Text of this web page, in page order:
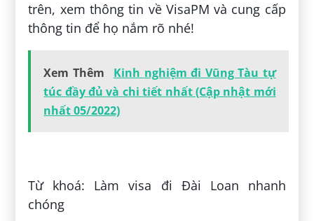
trên, xem thông tin về VisaPM và cung cấp
thông tin để họ nắm rõ nhé!
Xem Thêm
Kinh nghiệm đi Vũng Tàu tự
túc đầy đủ và chi tiết nhất (Cập nhật mới
nhất 05/2022)
Từ khoá: Làm visa đi Đài Loan nhanh
chóng